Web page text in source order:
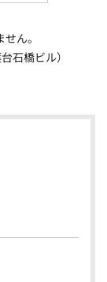
ん。
石橋ビル）